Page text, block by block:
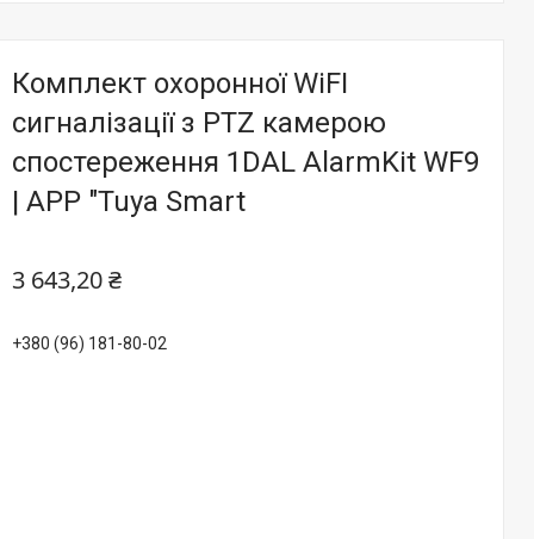
Комплект охоронної WiFI
сигналізації з PTZ камерою
спостереження 1DAL AlarmKit WF9
| APP "Tuya Smart
3 643,20 ₴
+380 (96) 181-80-02